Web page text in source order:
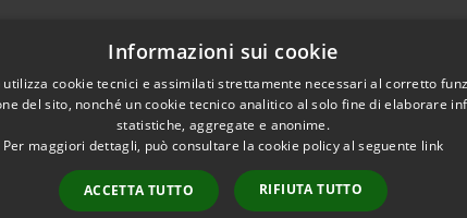
Firenze
Email:info@autoritaidrica.toscana.it
Pec:protocollo@pec.autoritaidrica.toscana.it
IPA Indice delle Pubbliche Amministrazioni
Elenco contatti interni
Informazioni sui cookie
utilizza cookie tecnici e assimilati strettamente necessari al corretto
del sito, nonché un cookie tecnico analitico al solo fine di elaborare
statistiche, aggregate e anonime.
Per maggiori dettagli, può consultare la cookie policy al seguente link
ACCETTA TUTTO RIFIUTA TUTTO